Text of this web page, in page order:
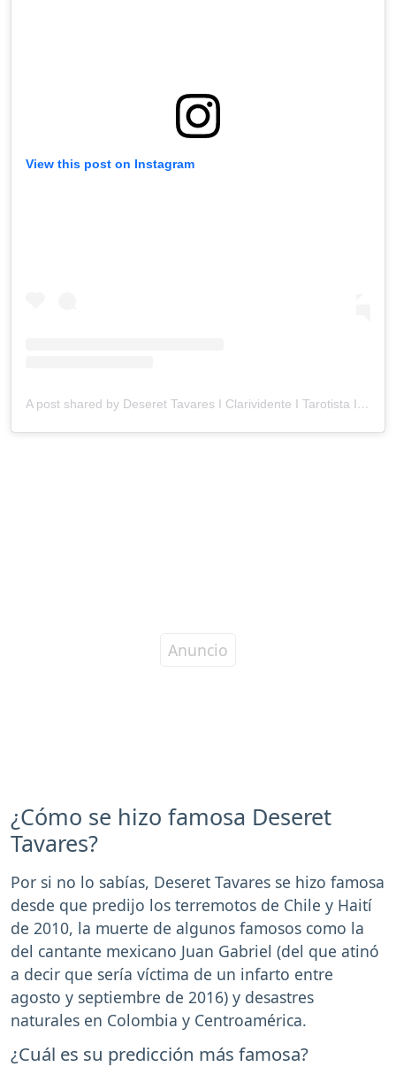
View this post on Instagram
A post shared by Deseret Tavares I Clarividente I Tarotista I Medium (@deserettavares)
¿Cómo se hizo famosa Deseret
Tavares?
Por si no lo sabías, Deseret Tavares se hizo famosa
desde que predijo los terremotos de Chile y Haití
de 2010, la muerte de algunos famosos como la
del cantante mexicano Juan Gabriel (del que atinó
a decir que sería víctima de un infarto entre
agosto y septiembre de 2016) y desastres
naturales en Colombia y Centroamérica.
¿Cuál es su predicción más famosa?